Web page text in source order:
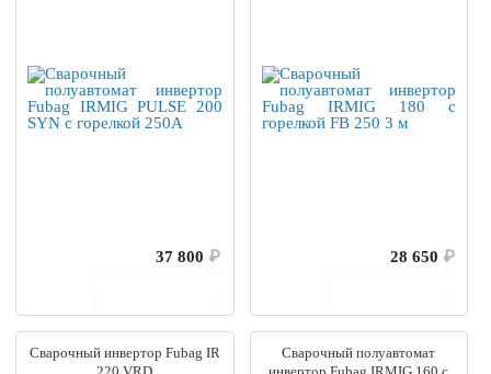
37 800 ₽
28 650 ₽
Сварочный инвертор Fubag IR
Сварочный полуавтомат